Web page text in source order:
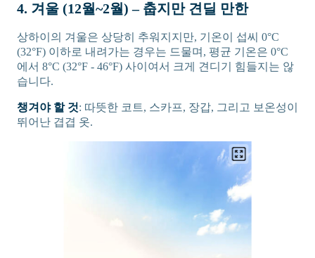
4. 겨울 (12월~2월) – 춥지만 견딜 만한
상하이의 겨울은 상당히 추워지지만, 기온이 섭씨 0°C
(32°F) 이하로 내려가는 경우는 드물며, 평균 기온은 0°C
에서 8°C (32°F - 46°F) 사이여서 크게 견디기 힘들지는 않
습니다.
챙겨야 할 것: 따뜻한 코트, 스카프, 장갑, 그리고 보온성이
뛰어난 겹겹 옷.